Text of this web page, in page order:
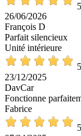
5
26/06/2026
François D
Parfait silencieux
Unité intérieure
5
23/12/2025
DavCar
Fonctionne
Fabrice
5